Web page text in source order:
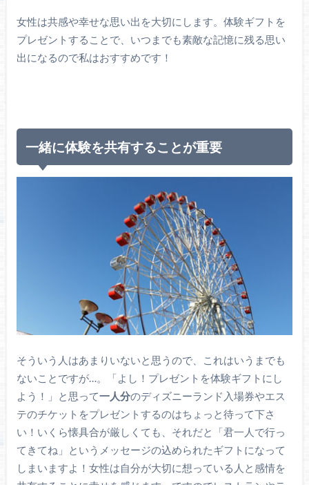
女性は共感や幸せな思い出を大切にします。体験ギフトを
プレゼントすることで、いつまでも素敵な記憶に残る思い
出になるので私はおすすめです！
一緒に体験を共有することが重要
そういう人はあまりいないと思うので、これはいうまでも
ないことですが…。「よし！プレゼントを体験ギフトにし
よう！」と思って一人分のディズニーランド入場券やエス
テのチケットをプレゼントするのはちょっと待って下さ
い！いくら懐具合が厳しくても、それだと「君一人で行っ
てきてね」というメッセージの込められたギフトになって
しまいますよ！女性は自分が大切に想っている人と感情を